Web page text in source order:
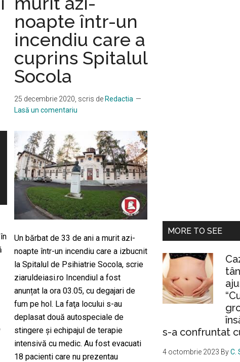
noapte într-un
incendiu care a
cuprins Spitalul
Socola
25 decembrie 2020 , scris de Redactia
Lasă un comentariu
Un bărbat de 33 de ani a murit azi-
noapte într-un incendiu care a izbucnit
la Spitalul de Psihiatrie Socola, scrie
ziaruldeiasi.ro Incendiul a fost
anunțat la ora 03.05, cu degajari de
fum pe hol. La faţa locului s-au
deplasat două autospeciale de
stingere și echipajul de terapie
intensivă cu medic. Au fost evacuati
18 pacienti care nu prezentau
MORE TO SEE
s-a confruntat
4 octombrie 2023 ByC.